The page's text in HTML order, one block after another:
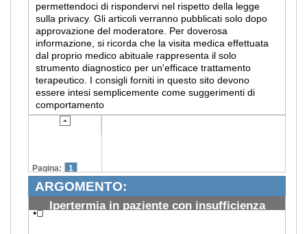
permettendoci di rispondervi nel rispetto della legge
sulla privacy. Gli articoli verranno pubblicati solo dopo
approvazione del moderatore. Per doverosa
informazione, si ricorda che la visita medica effettuata
dal proprio medico abituale rappresenta il solo
strumento diagnostico per un'efficace trattamento
terapeutico. I consigli forniti in questo sito devono
essere intesi semplicemente come suggerimenti di
comportamento
Pagina: 1
ARGOMENTO:
Ipertermia in paziente con insufficienza